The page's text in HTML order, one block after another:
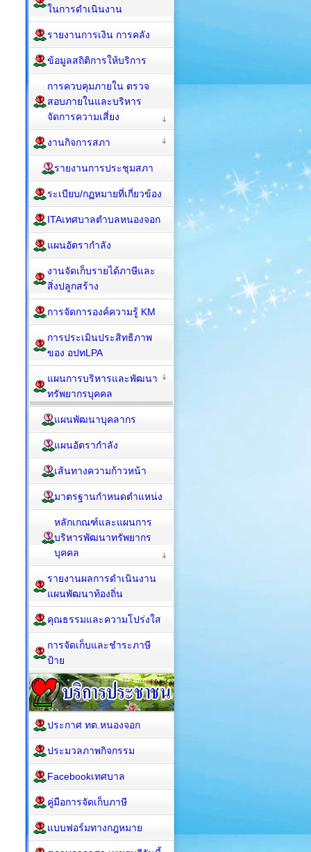
ในการดำเนินงาน
รายงานการเงิน การคลัง
ข้อมูลสถิติการให้บริการ
การควบคุมภายใน ตรวจ
สอบภายในและบริหาร
จัดการความเสี่ยง
งานกิจการสภา
รายงานการประชุมสภา
ระเบียบ/กฏหมายที่เกี่ยวข้อง
ITAเทศบาลตำบลหนองจอก
แผนอัตรากำลัง
งานจัดเก็บรายได้ภาษีและ
สิ่งปลูกสร้าง
การจัดการองค์ความรู้ KM
การประเมินประสิทธิภาพ
ของ อปทLPA
แผนการบริหารและพัฒนา
ทรัพยากรบุคคล
แผนพัฒนาบุคลากร
แผนอัตรากำลัง
เส้นทางความก้าวหน้า
มาตรฐานกำหนดตำแหน่ง
หลักเกณฑ์และแผนการ
บริหารพัฒนาทรัพยากร
บุคคล
รายงานผลการดำเนินงาน
แผนพัฒนาท้องถิ่น
คุณธรรมและความโปร่งใส
การจัดเก็บและชำระภาษี
ป้าย
ประกาศ ทต.หนองจอก
ประมวลภาพกิจกรรม
Facebookเทศบาล
คู่มือการจัดเก็บภาษี
แบบฟอร์มทางกฎหมาย